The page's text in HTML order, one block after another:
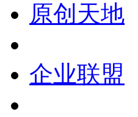
原创天地
企业联盟